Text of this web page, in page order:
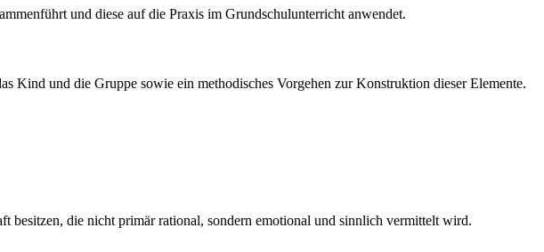
und diese auf die Praxis im Grundschulunterricht anwendet.
Kind und die Gruppe sowie ein methodisches Vorgehen zur Konstruktion dieser Elemente.
besitzen, die nicht primär rational, sondern emotional und sinnlich vermittelt wird.